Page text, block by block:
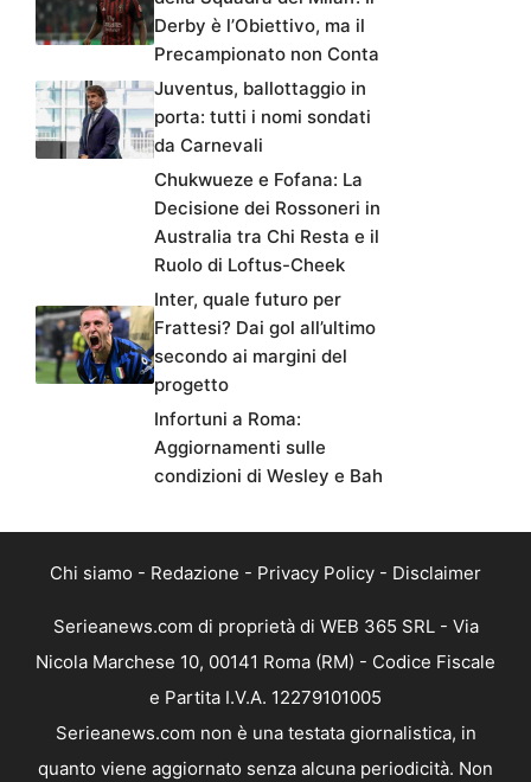
Derby è l’Obiettivo, ma il
Precampionato non Conta
Juventus, ballottaggio in
porta: tutti i nomi sondati
da Carnevali
Chukwueze e Fofana: La
Decisione dei Rossoneri in
Australia tra Chi Resta e il
Ruolo di Loftus-Cheek
Inter, quale futuro per
Frattesi? Dai gol all’ultimo
secondo ai margini del
Infortuni a Roma:
Aggiornamenti sulle
condizioni di Wesley e Bah
Chi siamo Redazione Privacy Policy Disclaimer
Serieanews.com di proprietà di WEB 365 SRL - Via
Nicola Marchese 10, 00141 Roma (RM) - Codice Fiscale
e Partita I.V.A. 12279101005
Serieanews.com non è una testata giornalistica, in
quanto viene aggiornato senza alcuna periodicità. Non